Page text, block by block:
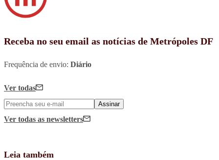
Receba no seu email as notícias de Metrópoles DF
Frequência de envio: Diário
Ver todas
Assinar
Ver todas as newsletters
Leia também